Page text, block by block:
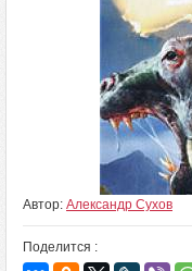
Автор: Александр Сухов
Поделится :